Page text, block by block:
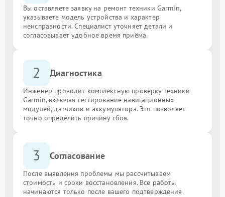
Вы оставляете заявку на ремонт техники Garmin,
указываете модель устройства и характер
неисправности. Специалист уточняет детали и
согласовывает удобное время приёма.
2 Диагностика
Инженер проводит комплексную проверку техники
Garmin, включая тестирование навигационных
модулей, датчиков и аккумулятора. Это позволяет
точно определить причину сбоя.
3 Согласование
После выявления проблемы мы рассчитываем
стоимость и сроки восстановления. Все работы
начинаются только после вашего подтверждения.